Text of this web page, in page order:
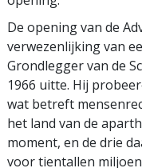
De opening van de
verwezenlijking van
Grondlegger van de
1966 uitte. Hij
wat betreft
het land van de
moment, en de drie
voor tientallen